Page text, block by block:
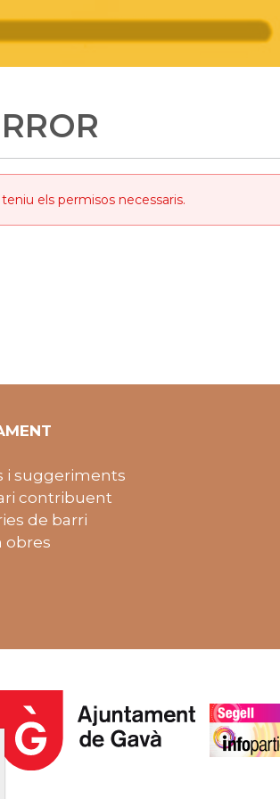
els permisos necessaris.
i suggeriments
contribuent
de barri
obres